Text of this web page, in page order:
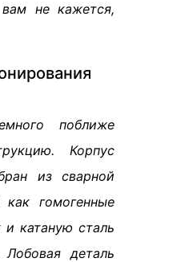
не кажется,
поближе
Корпус
из сварной
гомогенные
катаную сталь
Лобовая деталь